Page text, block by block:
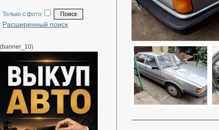
Только с фото:
Расширенный поиск
(banner_10)